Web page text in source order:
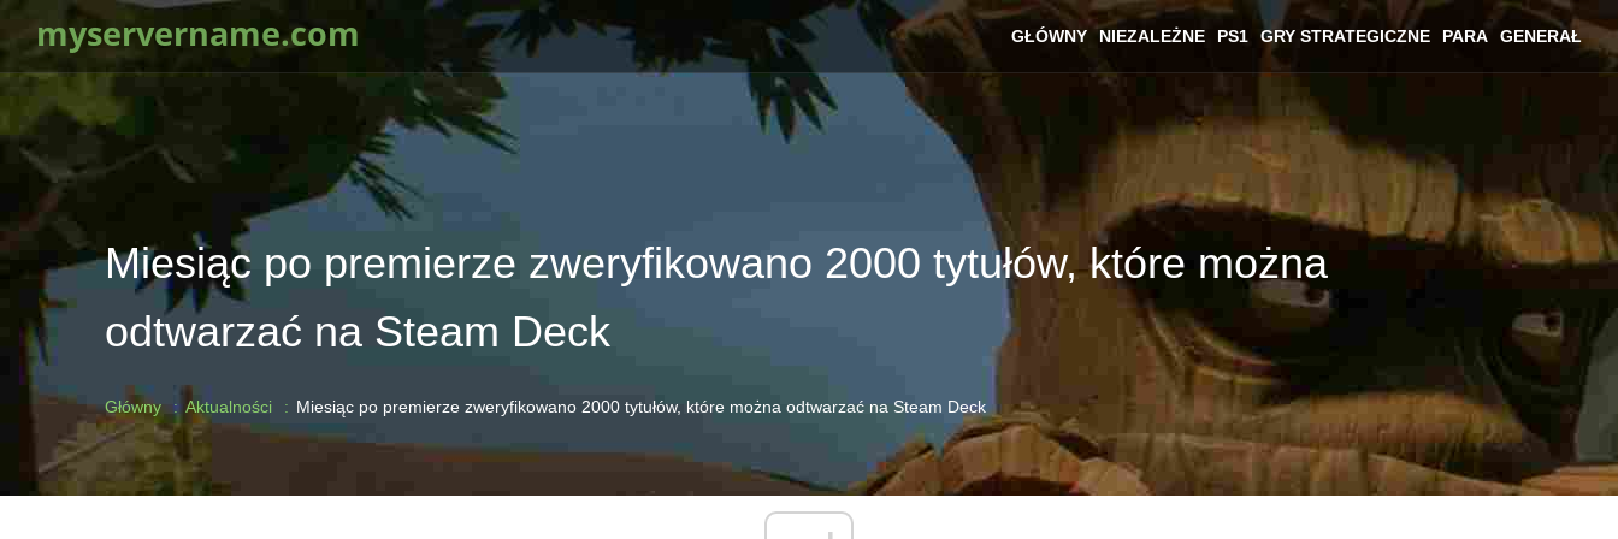
myservername.com GŁÓWNY NIEZALEŻNE PS1 GRY STRATEGICZNE PARA GENERAŁ
Miesiąc po premierze zweryfikowano 2000 tytułów, które można
odtwarzać na Steam Deck
Główny Aktualności Miesiąc po premierze zweryfikowano 2000 tytułów, które można odtwarzać na Steam Deck